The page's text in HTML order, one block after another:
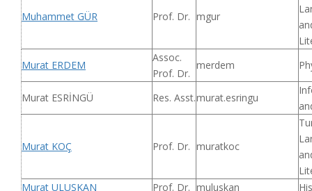
Muhammet GÜR Prof. Dr. mgur
Murat ERDEM
Assoc.
Prof. Dr.
merdem
Murat ESRİNGÜ Res. Asst.murat.esringu
Murat KOÇ Prof. Dr. muratkoc
Murat ULUSKAN
Prof. Dr. muluskan